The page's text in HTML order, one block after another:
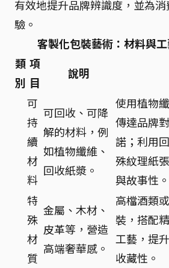
有效地提升品牌辨識度，並為
驗。
客製化包裝藝術：材料與
類
別
項
目
說明
可
持
續
材
料
可回收、可降
解的材料，例
如植物纖維、
回收紙漿。
使用植物
傳達品牌
諾；利用
殊紋理紙
與故事性。
特
殊
材
質
金屬、木材、
皮革等，營造
高端奢華感。
高檔酒類
裝，搭配
工藝，提
收藏性。